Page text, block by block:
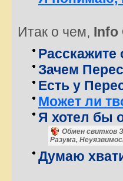
Итак о чем, Info
Зачем
Есть у
Может ли
Я хотел бы
Обмен свитков
Разума,
Думаю